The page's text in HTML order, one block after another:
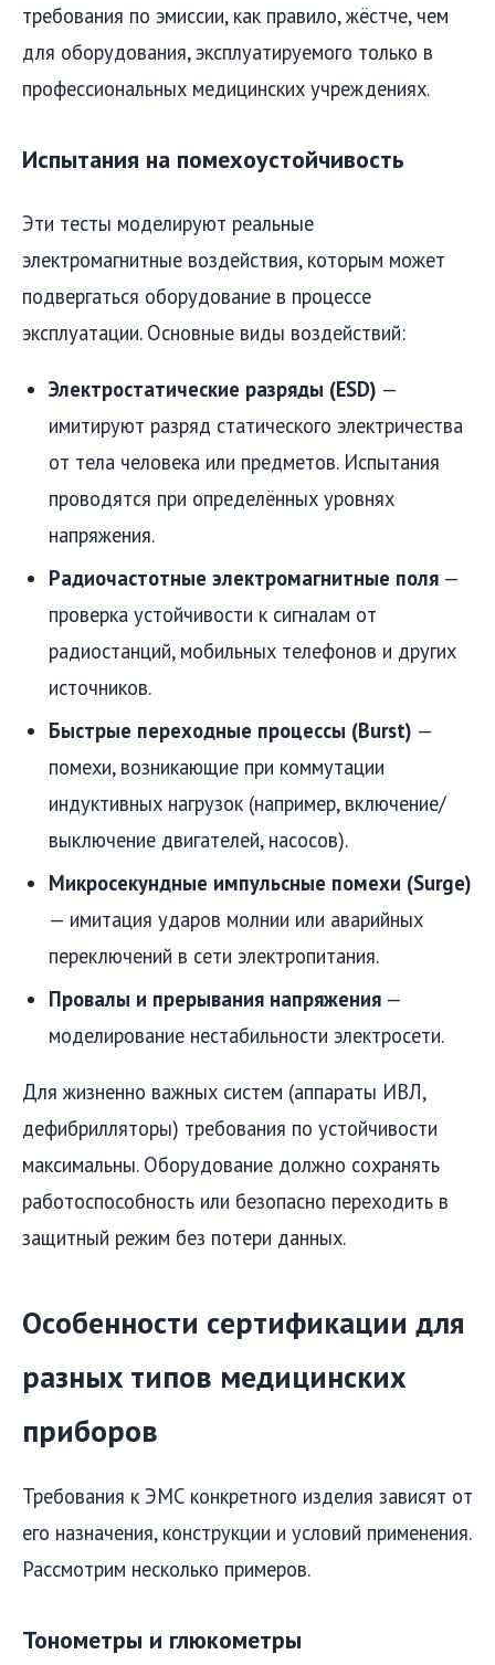
требования по эмиссии, как правило, жёстче, чем
для оборудования, эксплуатируемого только в
профессиональных медицинских учреждениях.
Испытания на помехоустойчивость
Эти тесты моделируют реальные
электромагнитные воздействия, которым может
подвергаться оборудование в процессе
эксплуатации. Основные виды воздействий:
Электростатические разряды (ESD) —
имитируют разряд статического электричества
от тела человека или предметов. Испытания
проводятся при определённых уровнях
напряжения.
Радиочастотные электромагнитные поля —
проверка устойчивости к сигналам от
радиостанций, мобильных телефонов и других
источников.
Быстрые переходные процессы (Burst) —
помехи, возникающие при коммутации
индуктивных нагрузок (например, включение/
выключение двигателей, насосов).
Микросекундные импульсные помехи (Surge)
— имитация ударов молнии или аварийных
переключений в сети электропитания.
Провалы и прерывания напряжения —
моделирование нестабильности электросети.
Для жизненно важных систем (аппараты ИВЛ,
дефибрилляторы) требования по устойчивости
максимальны. Оборудование должно сохранять
работоспособность или безопасно переходить в
защитный режим без потери данных.
Особенности сертификации для
разных типов медицинских
приборов
Требования к ЭМС конкретного изделия зависят от
его назначения, конструкции и условий применения.
Рассмотрим несколько примеров.
Тонометры и глюкометры